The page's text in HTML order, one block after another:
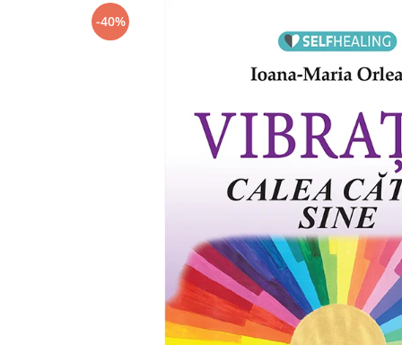
Arte Divinatorii
-40%